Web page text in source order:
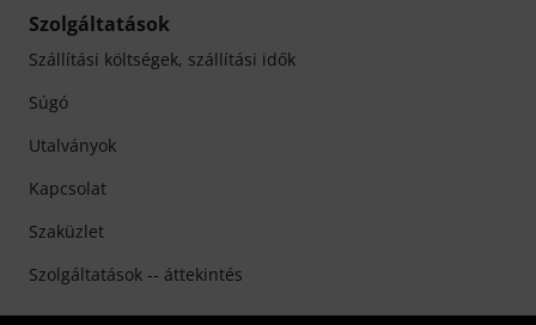
Szolgáltatások
Szállítási költségek, szállítási idők
Súgó
Utalványok
Kapcsolat
Szaküzlet
Szolgáltatások -- áttekintés